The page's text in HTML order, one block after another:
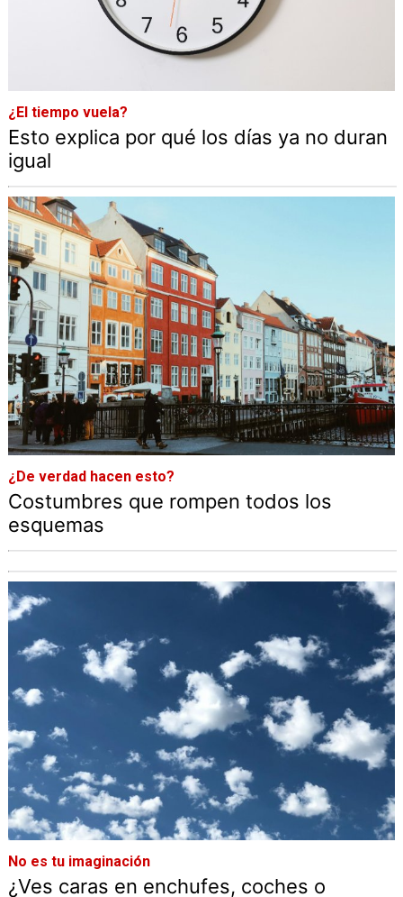
¿El tiempo vuela?
Esto explica por qué los días ya no duran
igual
¿De verdad hacen esto?
Costumbres que rompen todos los
esquemas
No es tu imaginación
¿Ves caras en enchufes, coches o